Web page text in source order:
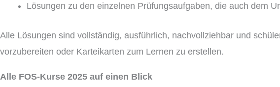
Lösungen zu den einzelnen Prüfungsaufgaben, die auch dem
Alle Lösungen sind vollständig, ausführlich, nachvollziehbar und
vorzubereiten oder Karteikarten zum Lernen zu erstellen.
Alle FOS-Kurse 2025 auf einen Blick